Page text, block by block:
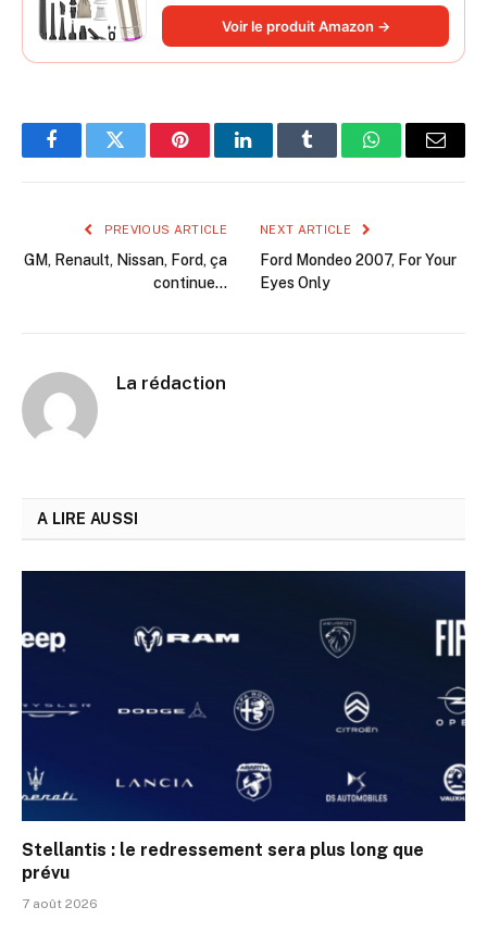
220 000 tr/min 3 vitesses pour poils
d'animaux
Voir le produit Amazon →
FacebookTwitter PinterestLinkedInTumblr WhatsAppEmail
PREVIOUS ARTICLE
GM, Renault, Nissan, Ford, ça
continue…
NEXT ARTICLE
Ford Mondeo 2007, For Your
Eyes Only
La rédaction
A LIRE AUSSI
Stellantis : le redressement sera plus long que
prévu
7 août 2026